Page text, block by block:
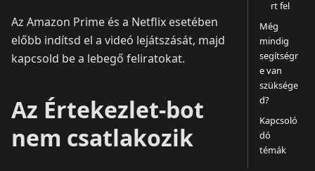
Az Amazon Prime és a Netflix esetében
előbb indítsd el a videó lejátszását, majd
kapcsold be a lebegő feliratokat.
Az Értekezlet-bot
nem csatlakozik
rt fel
Még
mindig
segítségr
e van
szüksége
d?
Kapcsoló
dó
témák